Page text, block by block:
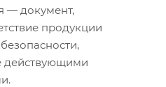
— документ,
продукции
действующими